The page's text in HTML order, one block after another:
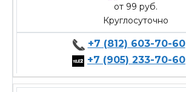
от 99 руб.
Круглосуточно
+7 (812) 603-70-60
+7 (905) 233-70-60